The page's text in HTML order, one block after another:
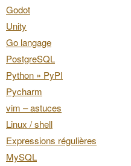
Godot
Unity
Go langage
PostgreSQL
Python » PyPI
Pycharm
vim – astuces
Linux / shell
Expressions régulières
MySQL